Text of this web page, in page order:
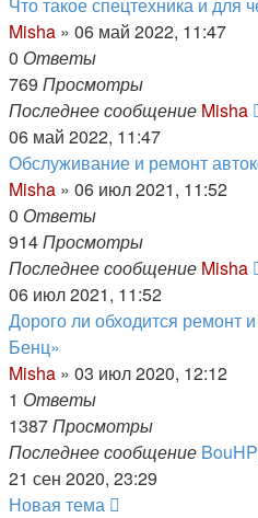
Misha » 06 май 2022, 11:47
0 Ответы
769 Просмотры
Последнее сообщение Misha
06 май 2022, 11:47
Обслуживание и ремонт
Misha » 06 июл 2021, 11:52
0 Ответы
914Просмотры
Последнее сообщение Misha
06 июл 2021, 11:52
Дорого ли обходится ремонт
Бенц»
Misha » 03 июл 2020, 12:12
1 Ответы
1387Просмотры
Последнее сообщение
21 сен 2020, 23:29
Новая тема